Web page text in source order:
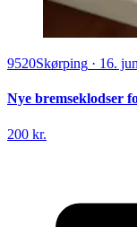
9520Skørping · 16.
Nye bremseklodser
200 kr.